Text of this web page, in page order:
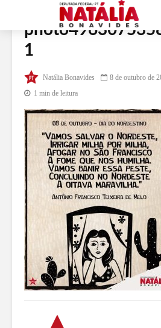
1
Natália Bonavides 8 de outubro de
1 min de leitura